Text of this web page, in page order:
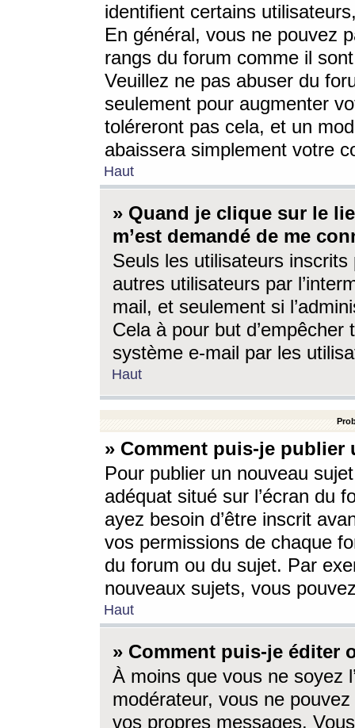
identifient certains
En général, vous ne pouvez
rangs du forum comme il
Veuillez ne pas abuser du
seulement pour augmenter
toléreront pas cela, et un
abaissera simplement votre
Haut
» Quand je clique sur le
m’est demandé de me
Seuls les utilisateurs
autres utilisateurs par
mail, et seulement si
Cela à pour but
système e-mail par les
Haut
» Comment puis-je
Pour publier un nouveau
adéquat situé sur l’écran du
ayez besoin d’être inscrit
vos permissions de chaque
du forum ou du sujet. Par
nouveaux sujets, vous
Haut
» Comment puis-je éditer
À moins que vous ne soyez
modérateur, vous ne
vos propres messages.